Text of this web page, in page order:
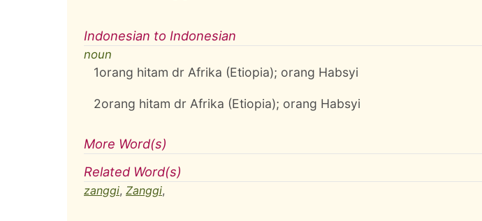
Indonesian to Indonesian
noun
1orang hitam dr Afrika (Etiopia); orang Habsyi
2orang hitam dr Afrika (Etiopia); orang Habsyi
More Word(s)
Related Word(s)
zanggi, Zanggi,